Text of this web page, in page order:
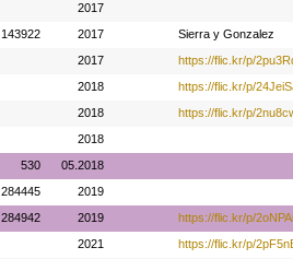
2017
143922 2017 Sierra y Gonzalez
2017 https://flic.kr/p/
2018 https://flic.kr/p/
2018 https://flic.kr/p/
2018
530 05.2018
284445 2019
284942 2019 https://flic.kr/p/
2021 https://flic.kr/p/